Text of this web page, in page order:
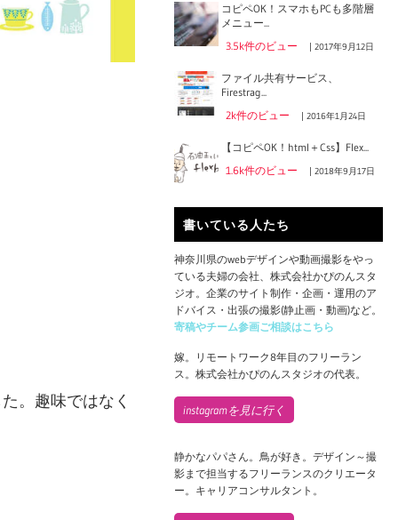
。趣味ではなく
コピペOK！スマホもPCも多階層
メニュー...
3.5k件のビュー |2017年9月12日
ファイル共有サービス、
Firestrag...
2k件のビュー |2016年1月24日
【コピペOK！html＋Css】Flex...
1.6k件のビュー |2018年9月17日
書いている人たち
神奈川県のwebデザインや動画撮影をやっ
ている夫婦の会社、株式会社かぴのんスタ
ジオ。企業のサイト制作・企画・運用のア
ドバイス・出張の撮影(静止画・動画)など。
寄稿やチーム参画ご相談はこちら
嫁。リモートワーク8年目のフリーラン
ス。株式会社かぴのんスタジオの代表。
instagramを見に行く
静かなパパさん。鳥が好き。デザイン～撮
影まで担当するフリーランスのクリエータ
ー。キャリアコンサルタント。